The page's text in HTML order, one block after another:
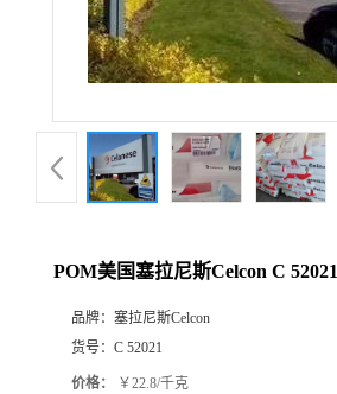
POM美国塞拉尼斯Celcon C 52021
品牌： 塞拉尼斯Celcon
货号： C 52021
价格： ￥22.8/千克